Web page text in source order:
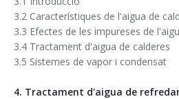
3.2 Característiques de l'aigua de
3.3 Efectes de les impureses de
3.4 Tractament d'aigua de calderes
3.5 Sistemes de vapor i condensat
4. Tractament d'aigua de